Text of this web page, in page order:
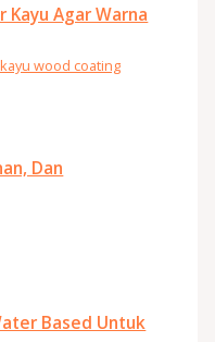
Kayu Agar Warna
wood coating
Dan
Based Untuk